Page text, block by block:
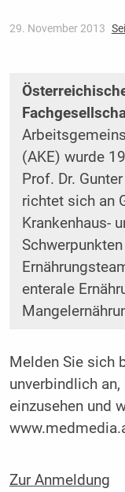
29. November 2013
(AKE) wurde
Prof. Dr.
richtet sich an
Krankenhaus-
enterale
Melden Sie sich
unverbindlich
einzusehen und
Zur Anmeldung